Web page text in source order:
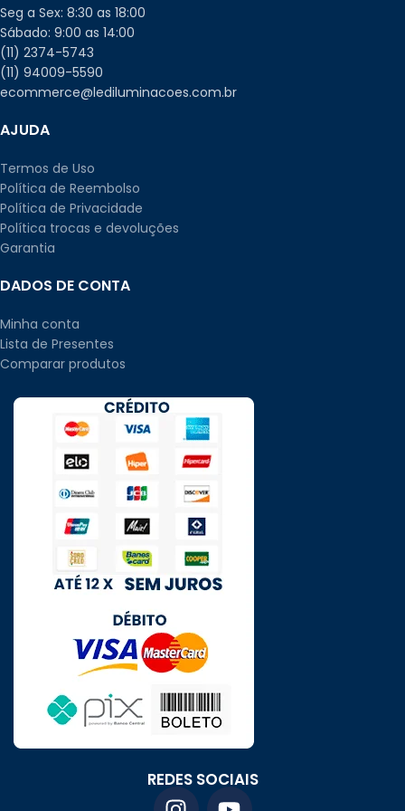
Seg a Sex: 8:30 as 18:00
Sábado: 9:00 as 14:00
(11) 2374-5743
(11) 94009-5590
ecommerce@lediluminacoes.com.br
AJUDA
Termos de Uso
Política de Reembolso
Política de Privacidade
Política trocas e devoluções
Garantia
DADOS DE CONTA
Minha conta
Lista de Presentes
Comparar produtos
REDES SOCIAIS